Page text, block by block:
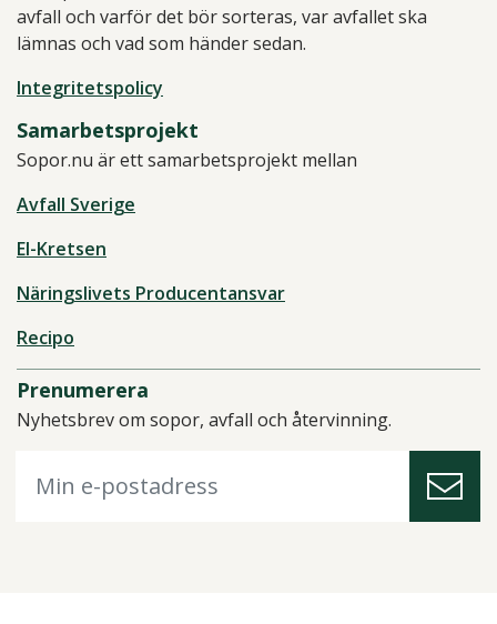
avfall och varför det bör sorteras, var avfallet ska
lämnas och vad som händer sedan.
Integritetspolicy
Samarbetsprojekt
Sopor.nu är ett samarbetsprojekt mellan
Avfall Sverige
El-Kretsen
Näringslivets Producentansvar
Recipo
Prenumerera
Nyhetsbrev om sopor, avfall och återvinning.